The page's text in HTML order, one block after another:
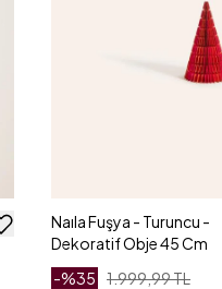
Naıla Fuşya - Turuncu -
Dekoratif Obje 45 Cm
-%35 1.999,99 TL